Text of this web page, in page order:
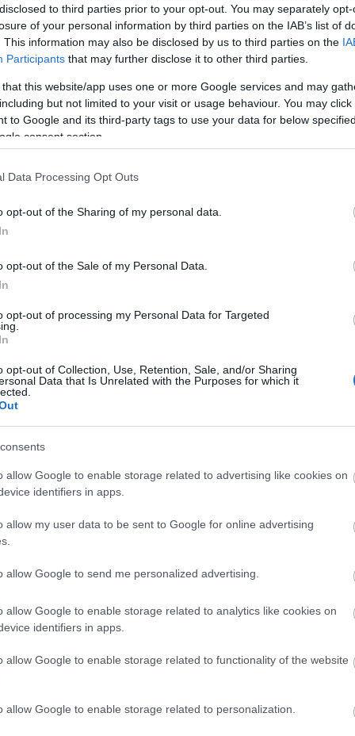
to third parties prior to your opt-out. You may separately
of your personal information by third parties on the IAB’s list of
This information may also be disclosed by us to third parties on the
Participants that may further disclose it to other third parties.
that this website/app uses one or more Google services and may
but not limited to your visit or usage behaviour. You may
to Google and its third-party tags to use your data for below
consent section.
Data Processing Opt Outs
opt-out of the Sharing of my personal data.
opt-out of the Sale of my Personal Data.
opt-out of processing my Personal Data for Targeted
opt-out of Collection, Use, Retention, Sale, and/or Sharing
Data that Is Unrelated with the Purposes for which it
allow Google to enable storage related to advertising like cookies on
identifiers in apps.
allow my user data to be sent to Google for online advertising
allow Google to send me personalized advertising.
allow Google to enable storage related to analytics like cookies on
identifiers in apps.
allow Google to enable storage related to functionality of the website
allow Google to enable storage related to personalization.
jónéhány kiállítást; hogy mindjárt a
galériává minősül erre a tíz napra.
különböző képzőművész alkotásai egy-egy
bűvöletében: szimmetriák, tükröztetések
a figurális festményekből elővilágló mentális terek -
TV-képernyők. A padláson pedig válogatás a
fotóiból: fekete-fehér, csupán látszólag dokumentarista
kiszögellések vonzásában. Be- és kilépéskor Pálffy
Völgynek a fesztivál idején kívül eső (tehát lényegesen
a látogatók.
minden napjára jut. Galkó Balázs szalmából rakott
eredeti szándéka szerint egyenként. Bizalmas, suttogó
kilencven főre duzzad a fészek köré kuporodók
ígér, hogy a mai nyílt beszélgetés helyett valóban
közt. Jó kihívás, érdemes felelni rá.
est, amelyre a könnyebb és a kortárs zene kedvelői is
még hangszerelésben is szinte egyedülálló szabadságot
kevésbé népszerű mandolin (a hangszert a II.
(Szilvágyi Sándor) kettősére dolgozta át Piazzola
szavak nélküli, inventív, dinamikus "párbeszéde"
zenei hangzásoknak. Helyenként beszélnek is a
kötött ki a párizsi Zenei Konzervatóriumban, ahol
írt egy tangót.
az "Írók a fák alatt" hagyományossá vált sorozata
részvételével. Aki pedig mindezek után késve
hallgathatta-nézhette a sikeres 2003-as magyar